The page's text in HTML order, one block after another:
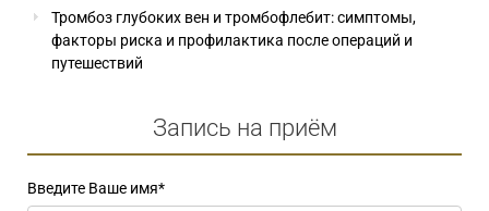
Тромбоз глубоких вен и тромбофлебит: симптомы,
факторы риска и профилактика после операций и
путешествий
Запись на приём
Введите Ваше имя*